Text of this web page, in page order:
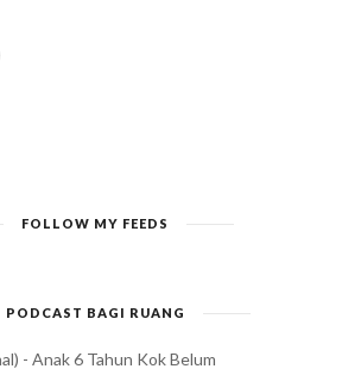
FOLLOW MY FEEDS
PODCAST BAGI RUANG
- Anak 6 Tahun Kok Belum